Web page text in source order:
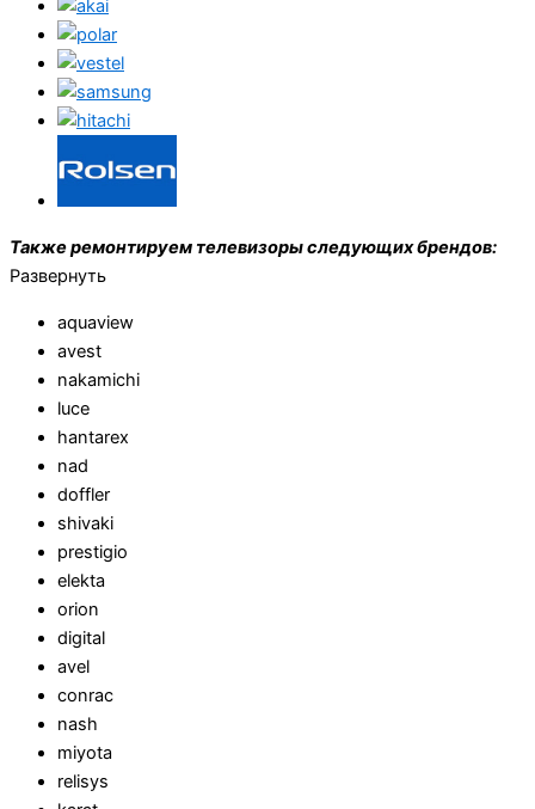
Также ремонтируем телевизоры следующих брендов:
Развернуть
aquaview
avest
nakamichi
luce
hantarex
nad
doffler
shivaki
prestigio
elekta
orion
digital
avel
conrac
nash
miyota
relisys